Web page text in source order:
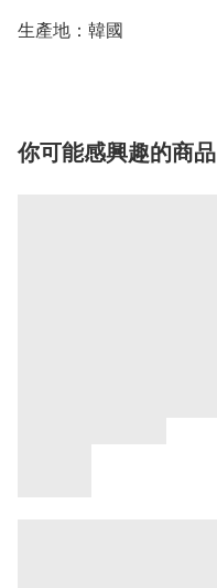
生產地：韓國
你可能感興趣的商品